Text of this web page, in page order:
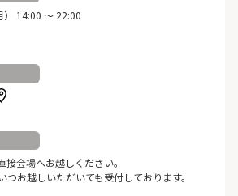
14:00 ～ 22:00
接会場へお越しください。
つお越しいただいても受付しております。